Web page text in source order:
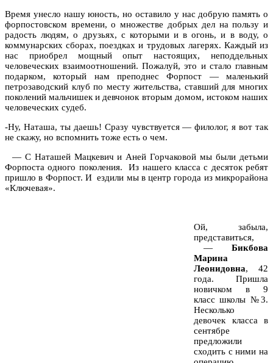
Время унесло нашу юность, но оставило у нас добрую память о
форпостовском времени, о множестве добрых дел на пользу и
радость людям, о друзьях, с которыми и в огонь, и в воду, о
коммунарских сборах, поездках и трудовых лагерях. Каждый из
нас приобрел мощный опыт настоящих, неподдельных
человеческих взаимоотношений. Пожалуй, это и стало главным
подарком, который нам преподнес Форпост — маленький
петрозаводский клуб по месту жительства, ставший для многих
поколений мальчишек и девчонок вторым домом, истоком наших
человеческих судеб.
-Ну, Наташа, ты даешь! Сразу чувствуется — филолог, я вот так
не скажу, но вспомнить тоже есть о чем.
— С Наташей Мацкевич и Аней Горчаковой мы были детьми
Форпоста одного поколения.
Из нашего класса с десяток ребят
пришло в Форпост. И ездили мы в центр города из микрорайона
«Ключевая».
Ой, забыла,
представиться,
—
Бикбова
Марина
Леонидовна, 42
года. Пришла
новичком в 9
класс школы №3.
Несколько
девочек класса в
сентябре
предложили
сходить с ними на